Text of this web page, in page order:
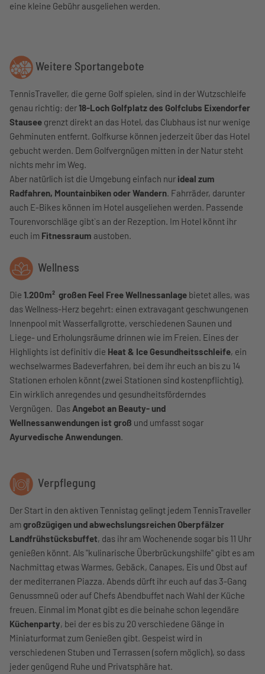
eine kleine Gebühr ausgeliehen werden.
Weitere Sportangebote
TennisTraveller, die gerne Golf spielen, sind in der Wutzschleife
genau richtig: der18-Loch Golfplatz des Golfclubs Eixendorfer
Stausee grenzt direkt an das Hotel, das Clubhaus ist nur wenige
Gehminuten entfernt. Golfkurse können jederzeit über das Hotel
gebucht werden. Dem Golfvergnügen mitten in der Natur steht
nichts mehr im Weg.
Aber natürlich ist die Umgebung einfach nur ideal zum
Radfahren, Mountainbiken oder Wandern. Fahrräder, darunter
auch E-Bikes können im Hotel ausgeliehen werden. Passende
Tourenvorschläge gibt`s an der Rezeption. Im Hotel könnt ihr
euch im Fitnessraum austoben.
Wellness
Die 1.200m² großen Feel Free Wellnessanlage bietet alles, was
das Wellness-Herz begehrt: einen extravagant geschwungenen
Innenpool mit Wasserfallgrotte, verschiedenen Saunen und
Liege- und Erholungsräume drinnen wie im Freien. Eines der
Highlights ist definitiv die Heat & Ice Gesundheitsschleife, ein
wechselwarmes Badeverfahren, bei dem ihr euch an bis zu 14
Stationen erholen könnt (zwei Stationen sind kostenpflichtig).
Ein wirklich anregendes und gesundheitsförderndes
Vergnügen. Das Angebot an Beauty- und
Wellnessanwendungen ist groß und umfasst sogar
Ayurvedische Anwendungen.
Verpflegung
Der Start in den aktiven Tennistag gelingt jedem TennisTraveller
amgroßzügigen und abwechslungsreichen Oberpfälzer
Landfrühstücksbuffet, das ihr am Wochenende sogar bis 11 Uhr
genießen könnt. Als "kulinarische Überbrückungshilfe" gibt es am
Nachmittag etwas Warmes, Gebäck, Canapes, Eis und Obst auf
der mediterranen Piazza. Abends dürft ihr euch auf das 3-Gang
Genussmneü oder auf Chefs Abendbuffet nach Wahl der Küche
freuen. Einmal im Monat gibt es die beinahe schon legendäre
Küchenparty, bei der es bis zu 20 verschiedene Gänge in
Miniaturformat zum Genießen gibt. Gespeist wird in
verschiedenen Stuben und Terrassen (sofern möglich), so dass
jeder genügend Ruhe und Privatsphäre hat.